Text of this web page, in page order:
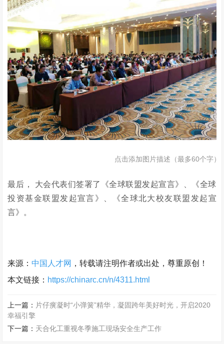
点击添加图片描述（最多60个字）
最后， 大会代表们签署了《全球联盟发起宣言》、《全球
投资基金联盟发起宣言》、《全球北大校友联盟发起宣
言》。
来源： 中国人才网 ，转载请注明作者或出处，尊重原创！
本文链接： https://chinarc.cn/n/4311.html
上一篇： 片仔癀凝时“小弹簧”精华，凝固跨年美好时光，开启2020
幸福引擎
下一篇： 天合化工重视冬季施工现场安全生产工作